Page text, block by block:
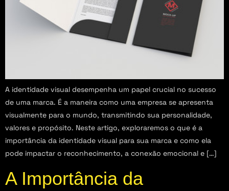
A identidade visual desempenha um papel crucial no sucesso
de uma marca. É a maneira como uma empresa se apresenta
visualmente para o mundo, transmitindo sua personalidade,
valores e propósito. Neste artigo, exploraremos o que é a
importância da identidade visual para sua marca e como ela
pode impactar o reconhecimento, a conexão emocional e […]
A Importância da